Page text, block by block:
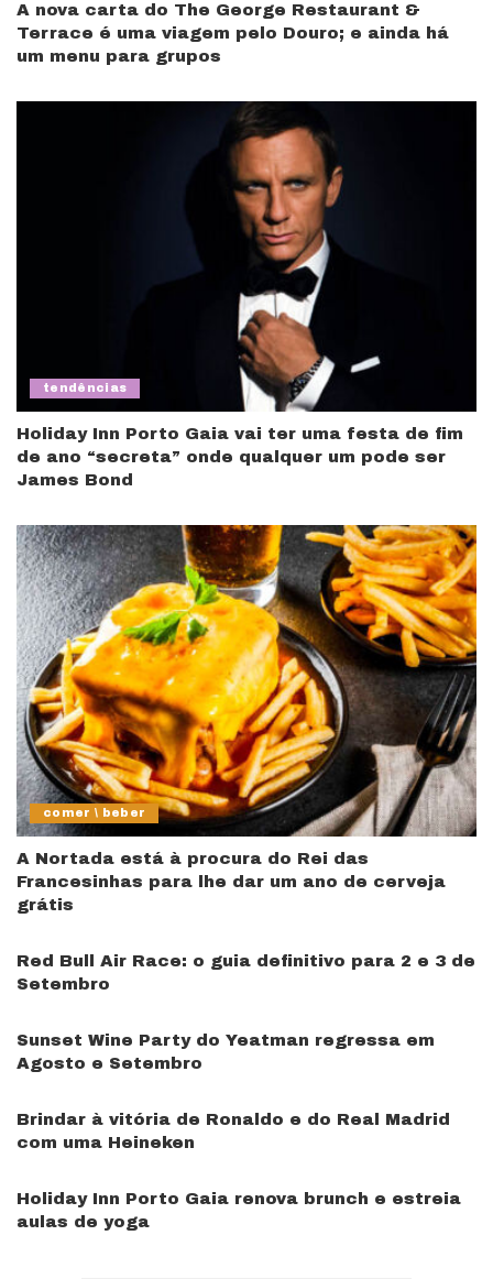
A nova carta do The George Restaurant &
Terrace é uma viagem pelo Douro; e ainda há
um menu para grupos
tendências
Holiday Inn Porto Gaia vai ter uma festa de fim
de ano “secreta” onde qualquer um pode ser
James Bond
comer \ beber
A Nortada está à procura do Rei das
Francesinhas para lhe dar um ano de cerveja
grátis
Red Bull Air Race: o guia definitivo para 2 e 3 de
Setembro
Sunset Wine Party do Yeatman regressa em
Agosto e Setembro
Brindar à vitória de Ronaldo e do Real Madrid
com uma Heineken
Holiday Inn Porto Gaia renova brunch e estreia
aulas de yoga